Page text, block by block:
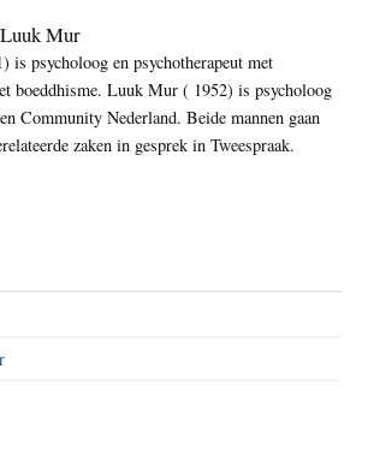
Luuk Mur
is psycholoog en psychotherapeut met
boeddhisme. Luuk Mur ( 1952) is psycholoog
Community Nederland. Beide mannen gaan
zaken in gesprek in Tweespraak.